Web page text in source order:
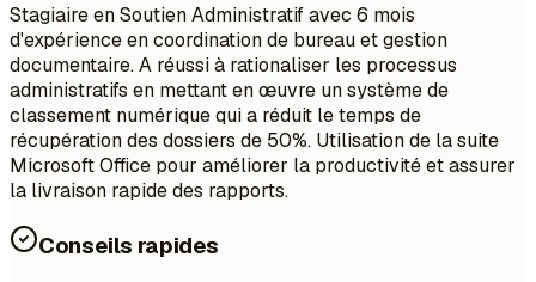
Stagiaire en Soutien Administratif avec 6 mois
d'expérience en coordination de bureau et gestion
documentaire. A réussi à rationaliser les processus
administratifs en mettant en œuvre un système de
classement numérique qui a réduit le temps de
récupération des dossiers de 50%. Utilisation de la suite
Microsoft Office pour améliorer la productivité et assurer
la livraison rapide des rapports.
Conseils rapides